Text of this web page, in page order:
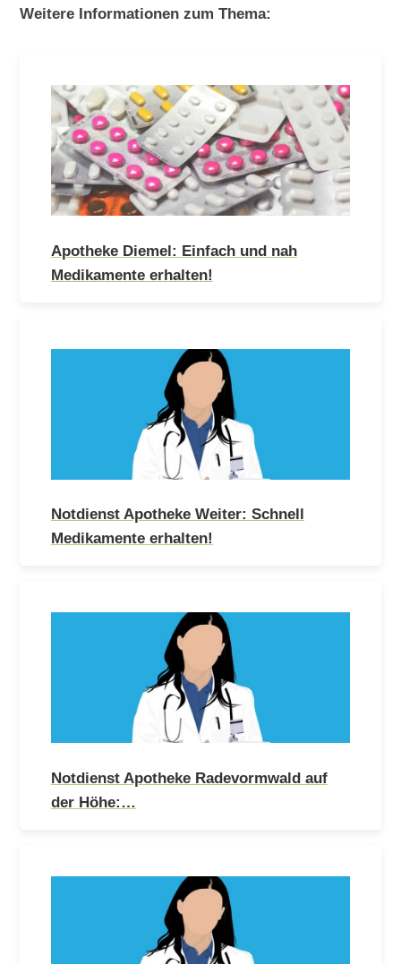
Weitere Informationen zum Thema:
Apotheke Diemel: Einfach und nah
Medikamente erhalten!
Notdienst Apotheke Weiter: Schnell
Medikamente erhalten!
Notdienst Apotheke Radevormwald auf
der Höhe:…